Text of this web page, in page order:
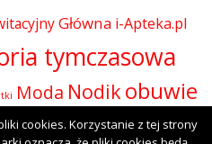
Główna i-Apteka.pl
tymczasowa
Moda Nodik obuwie
Perfumy Perfumy i kosmetyki
cookies. Korzystanie z tej strony